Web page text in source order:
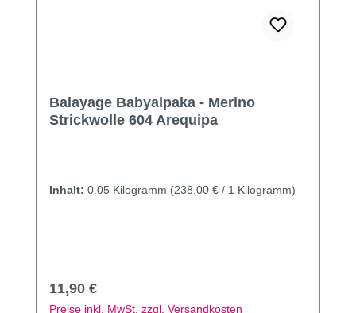
Balayage Babyalpaka - Merino
Strickwolle 604 Arequipa
Inhalt: 0.05 Kilogramm (238,00 € / 1 Kilogramm)
Regulärer Preis:
11,90 €
Preise inkl. MwSt. zzgl. Versandkosten